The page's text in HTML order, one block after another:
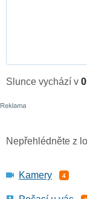
Slunce vychází v
Nepřehlédněte z
Kamery 4